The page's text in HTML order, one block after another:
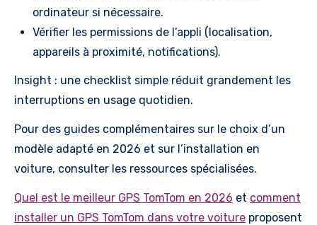
ordinateur si nécessaire.
Vérifier les permissions de l’appli (localisation,
appareils à proximité, notifications).
Insight : une checklist simple réduit grandement les
interruptions en usage quotidien.
Pour des guides complémentaires sur le choix d’un
modèle adapté en 2026 et sur l’installation en
voiture, consulter les ressources spécialisées.
Quel est le meilleur GPS TomTom en 2026 et comment
installer un GPS TomTom dans votre voiture proposent